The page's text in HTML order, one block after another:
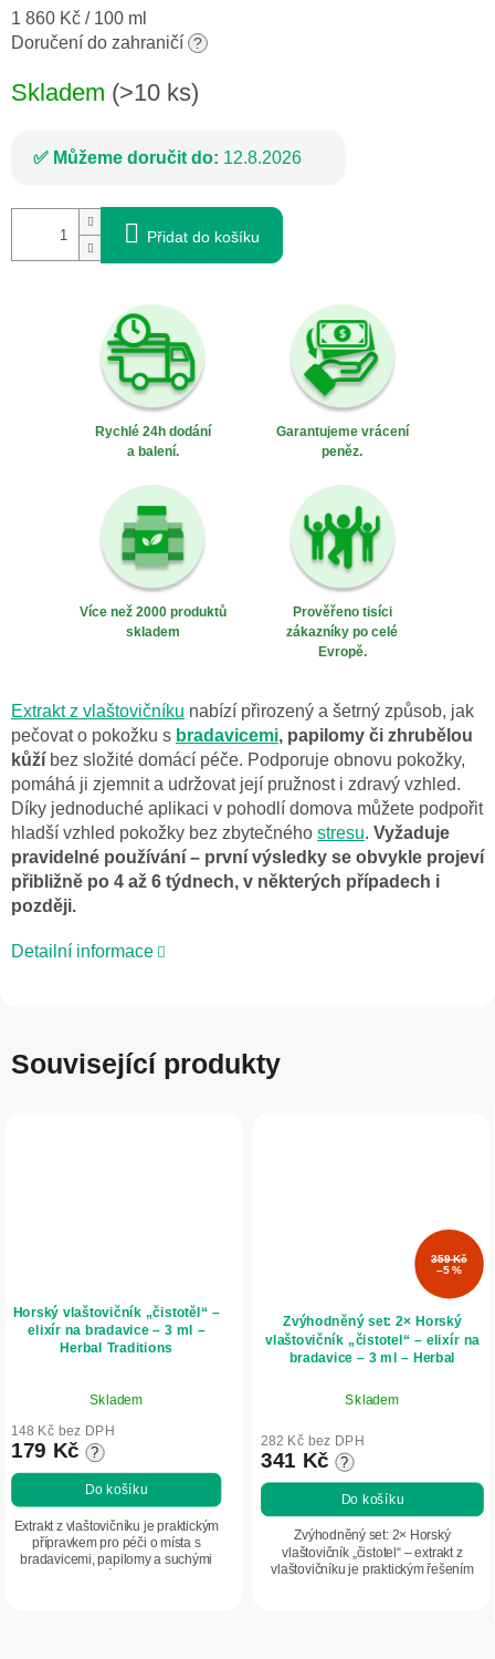
Měrná
cena:
1 860 Kč / 100 ml
Doručení do zahraničí ?
Skladem (>10 ks)
Můžeme doručit do: 12.8.2026
Přidat do košíku
Rychlé 24h dodání
a balení.
Garantujeme vrácení
peněz.
Více než 2000 produktů
skladem
Prověřeno tisíci
zákazníky po celé
Evropě.
Extrakt z vlaštovičníku nabízí přirozený a šetrný způsob, jak
pečovat o pokožku s bradavicemi, papilomy či zhrubělou
kůží bez složité domácí péče. Podporuje obnovu pokožky,
pomáhá ji zjemnit a udržovat její pružnost i zdravý vzhled.
Díky jednoduché aplikaci v pohodlí domova můžete podpořit
hladší vzhled pokožky bez zbytečného stresu. Vyžaduje
pravidelné používání – první výsledky se obvykle projeví
přibližně po 4 až 6 týdnech, v některých případech i
později.
Detailní informace
Související produkty
Horský vlaštovičník „čistotěl“ –
elixír na bradavice – 3 ml –
Herbal Traditions
hodnocení
produktu
je
5,0
z
5
hvězdiček.
Skladem
148 Kč bez DPH
179 Kč ?
Do košíku
Extrakt z vlaštovičníku je praktickým
přípravkem pro péči o místa s
bradavicemi, papilomy a suchými
359 Kč
–5 %
Zvýhodněný set: 2× Horský
vlaštovičník „čistotel“ – elixír na
bradavice – 3 ml – Herbal
Skladem
282 Kč bez DPH
341 Kč ?
Do košíku
Zvýhodněný set: 2× Horský
vlaštovičník „čistotel“ – extrakt z
vlaštovičníku je praktickým řešením